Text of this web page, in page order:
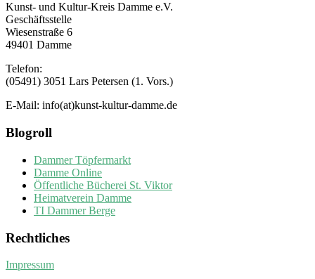
Kunst- und Kultur-Kreis Damme e.V.
Geschäftsstelle
Wiesenstraße 6
49401 Damme
Telefon:
(05491) 3051 Lars Petersen (1. Vors.)
E-Mail: info(at)kunst-kultur-damme.de
Blogroll
Dammer Töpfermarkt
Damme Online
Öffentliche Bücherei St. Viktor
Heimatverein Damme
TI Dammer Berge
Rechtliches
Impressum